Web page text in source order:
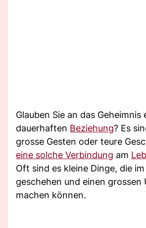
Glauben Sie an das Geheimnis
dauerhaften Beziehung? Es
grosse Gesten oder teure
eine solche Verbindung am
Oft sind es kleine Dinge, die
geschehen und einen grossen
machen können.